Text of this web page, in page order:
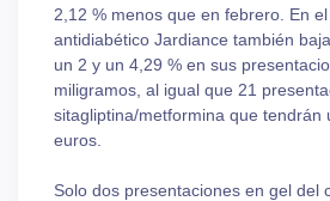
2,12 % menos que en febrero. En
antidiabético Jardiance también
un 2 y un 4,29 % en sus
miligramos, al igual que 21
sitagliptina/metformina que tendrán
euros.
Solo dos presentaciones en gel del